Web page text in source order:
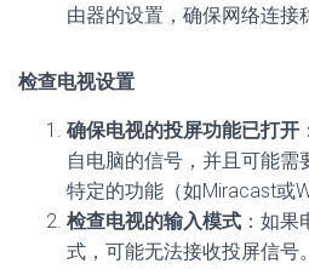
由器的设置，确保网络连接
检查电视设置
确保电视的投屏功能已打开
自电脑的信号，并且可能需
特定的功能（如Miracast或
检查电视的输入模式 ：如
式，可能无法接收投屏信号